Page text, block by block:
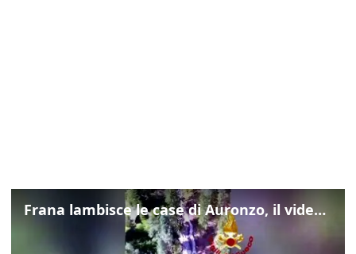
Frana lambisce le case di Auronzo, il video dall'elicottero dei vigili del fuoco